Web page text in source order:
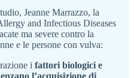
Jeanne Marrazzo, la
and Infectious Diseases
ma severe contro la
e le persone con vulva:
i fattori biologici e
l’acquisizione di